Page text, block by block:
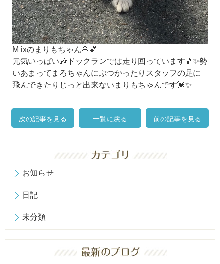
M ixのまりもちゃん🌸💕
元気いっぱい🎶ドックランでは走り回っています🎵✨勢
いあまってまろちゃんにぶつかったりスタッフの足に
飛んできたりじっと出来ないまりもちゃんです💓✨
次の記事を見る 一覧に戻る 前の記事を見る
お知らせ
日記
未分類